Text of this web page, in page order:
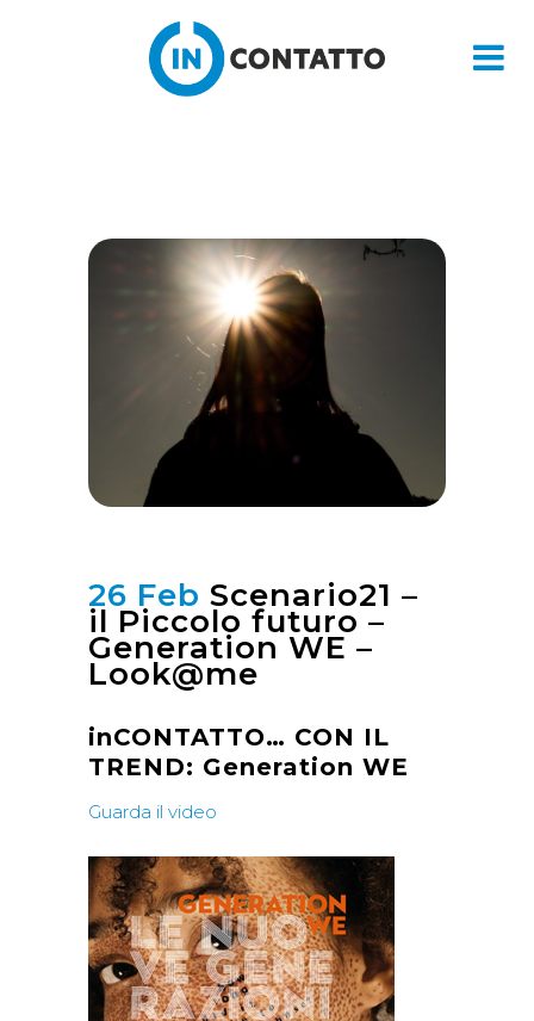
26 Feb Scenario21 –
il Piccolo futuro –
Generation WE –
Look@me
inCONTATTO… CON IL
TREND: Generation WE
Guarda il video